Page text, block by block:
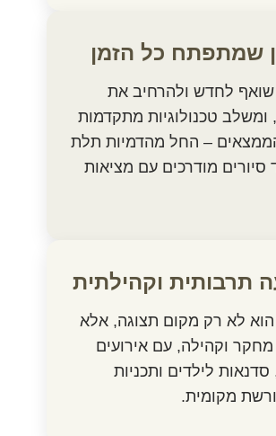
שמתפתח כל הזמן
שואף לחדש ולהרחיב את
ומשלב טכנולוגיות מתקדמות
– החל מהדמיות תלת
סיורים מודרכים עם מציאות
תרבותית וקהילתית
הוא לא רק מקום תצוגה, אלא
וקהילה, עם אירועים
סדנאות לילדים ותכניות
מקומית.